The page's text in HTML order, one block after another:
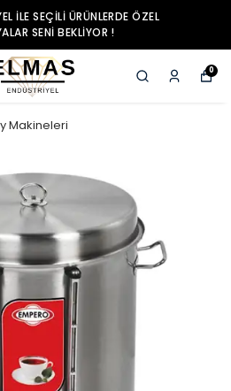
ILE SEÇILI ÜRÜNLERDE ÖZEL
SENI BEKLIYOR !
0
Makineleri